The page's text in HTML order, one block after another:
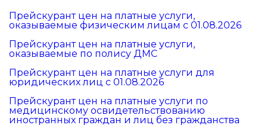
Прейскурант цен на платные услуги,
оказываемые физическим лицам с 01.08.2026
Прейскурант цен на платные услуги,
оказываемые по полису ДМС
Прейскурант цен на платные услуги для
юридических лиц с 01.08.2026
Прейскурант цен на платные услуги по
медицинскому освидетельствованию
иностранных граждан и лиц без гражданства